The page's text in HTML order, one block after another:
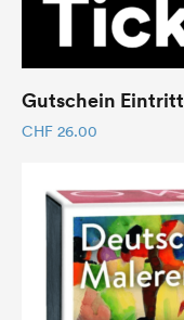
Gutschein Eintritt
CHF 26.00